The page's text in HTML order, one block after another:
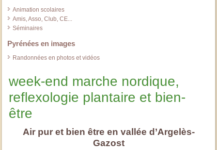
Animation scolaires
Amis, Asso, Club, CE...
Séminaires
Pyrénées en images
Randonnées en photos et vidéos
week-end marche nordique,
reflexologie plantaire et bien-
être
Air pur et bien être en vallée d’Argelès-
Gazost